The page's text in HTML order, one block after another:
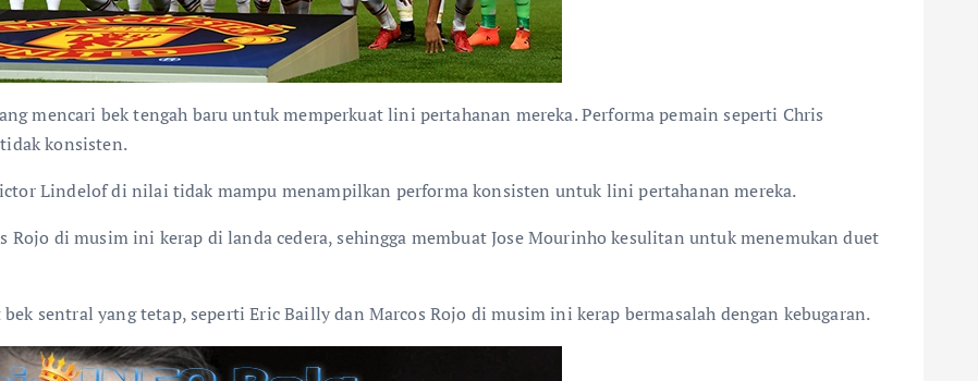
mencari bek tengah baru untuk memperkuat lini pertahanan mereka. Performa pemain seperti Chris
konsisten.
Lindelof di nilai tidak mampu menampilkan performa konsisten untuk lini pertahanan mereka.
di musim ini kerap di landa cedera, sehingga membuat Jose Mourinho kesulitan untuk menemukan duet
sentral yang tetap, seperti Eric Bailly dan Marcos Rojo di musim ini kerap bermasalah dengan kebugaran.